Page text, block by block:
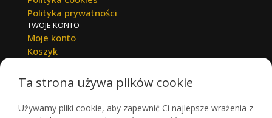
Polityka prywatności
TWOJE KONTO
Moje konto
Koszyk
DANE KONTAKTOWE
BLICK-PUNKT
58-500 Jelenia Góra,
Ta strona używa plików cookie
Używamy pliki cookie, aby zapewnić Ci najlepsze wrażenia z